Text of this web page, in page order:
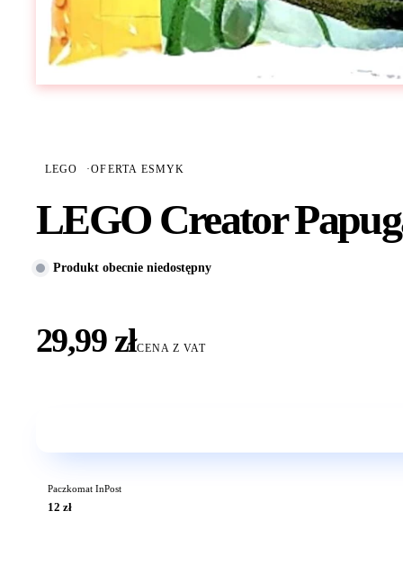
LEGO ·OFERTA ESMYK
LEGO Creator
Produkt obecnie niedostępny
29,99 złCENA Z VAT
Paczkomat InPost
12 zł